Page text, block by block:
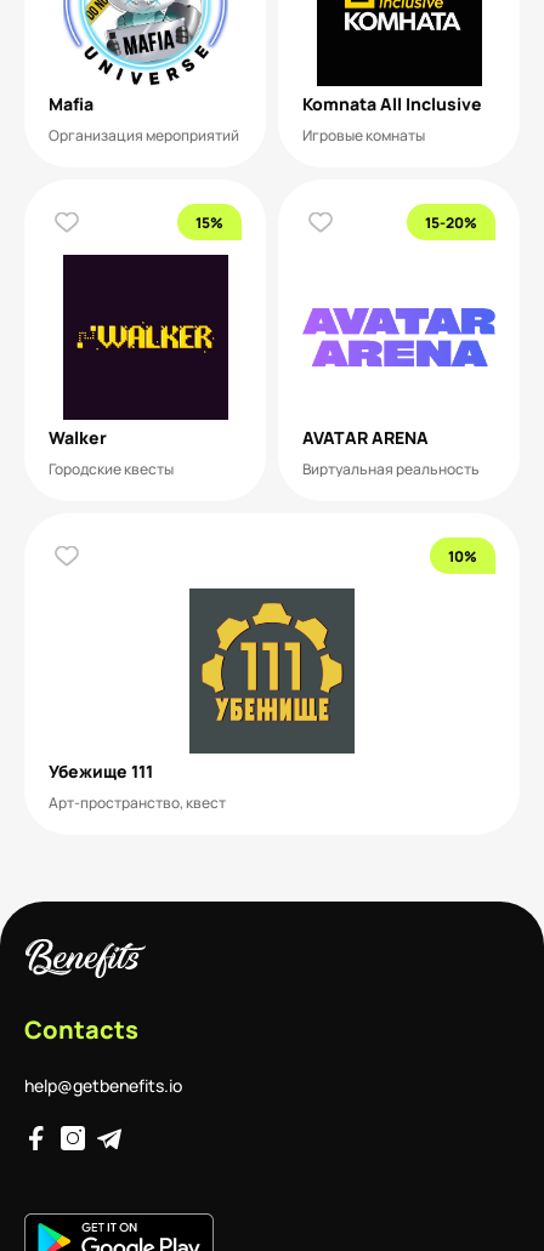
Mafia
Организация мероприятий
Komnata All Inclusive
Игровые комнаты
15%
Walker
Городские квесты
15-20%
AVATAR ARENA
Виртуальная реальность
10%
Убежище 111
Арт-пространство, квест
Contacts
help@getbenefits.io